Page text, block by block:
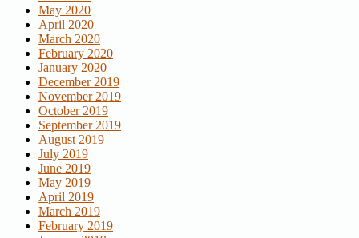
May 2020
April 2020
March 2020
February 2020
January 2020
December 2019
November 2019
October 2019
September 2019
August 2019
July 2019
June 2019
May 2019
April 2019
March 2019
February 2019